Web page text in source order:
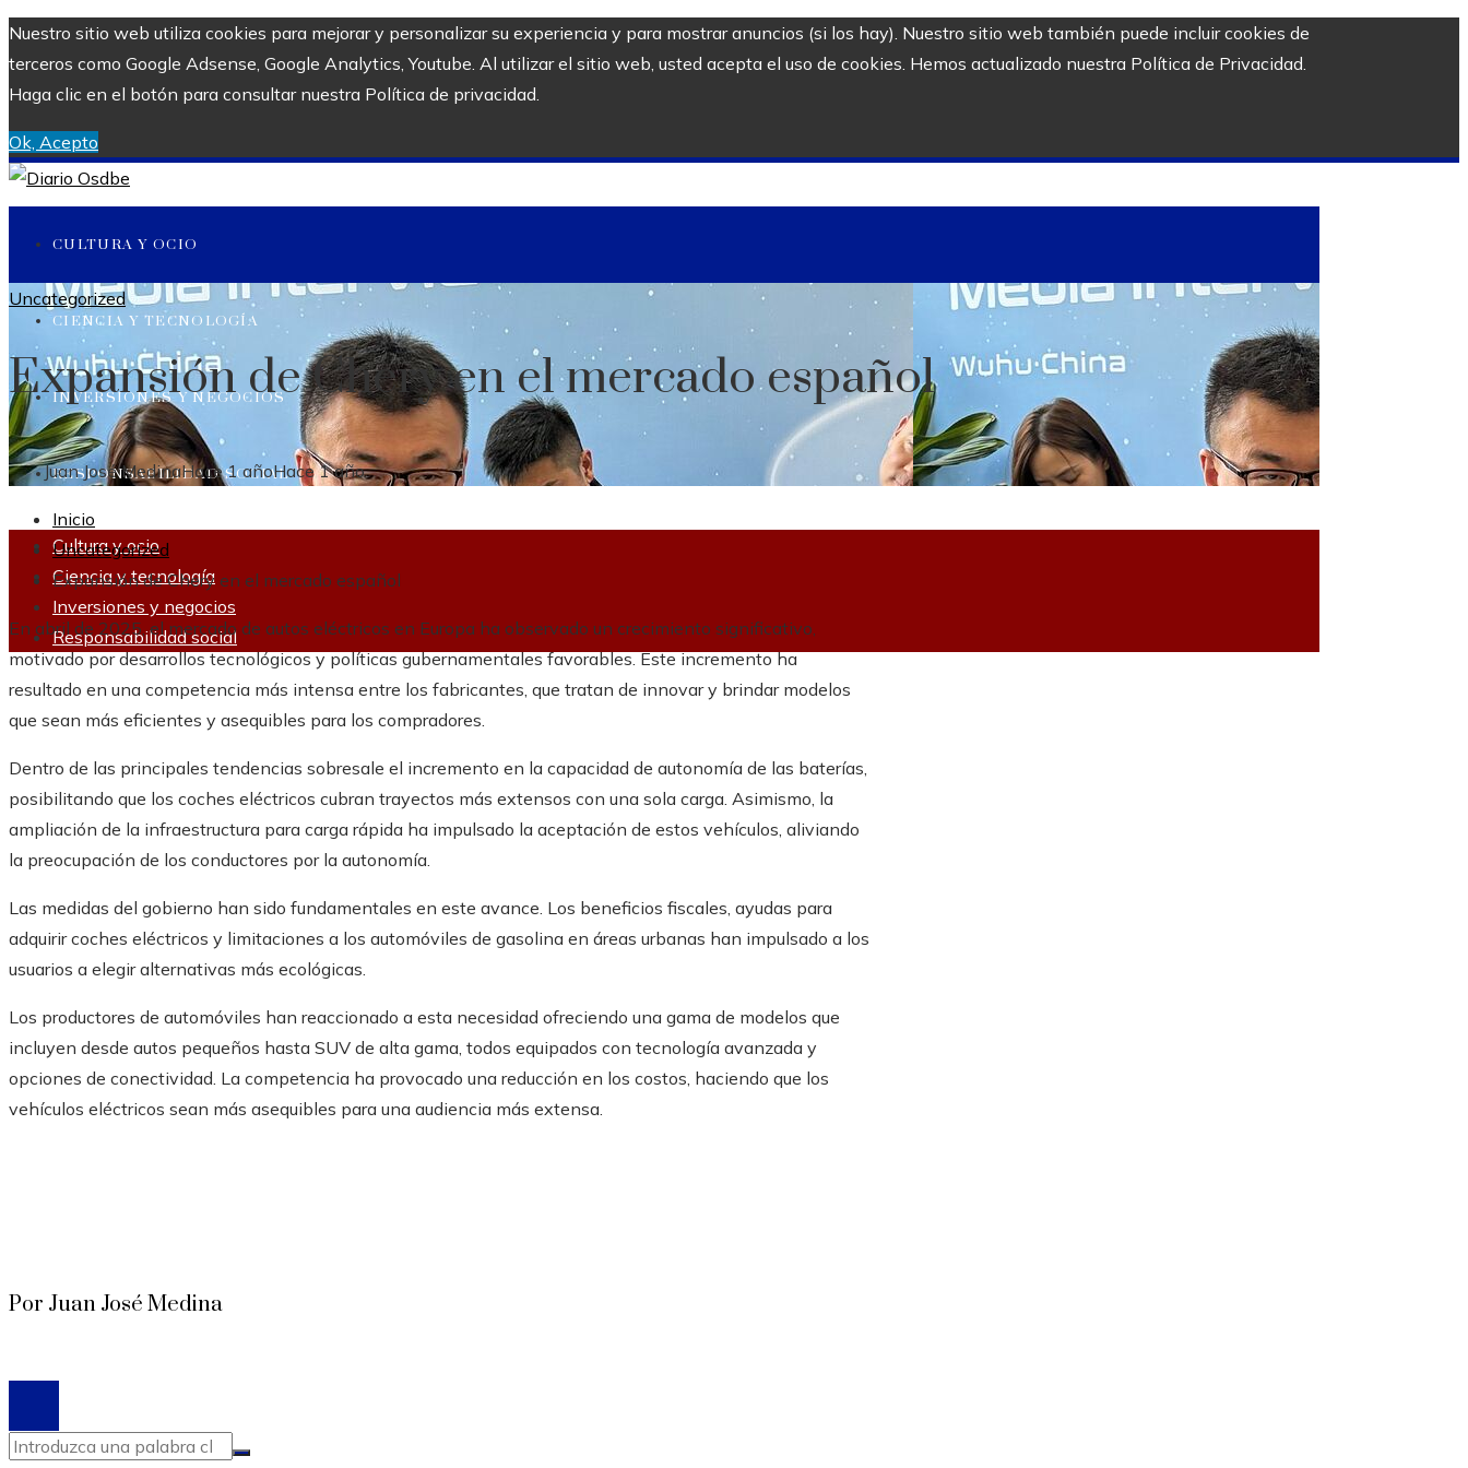
Nuestro sitio web utiliza cookies para mejorar y personalizar su experiencia y para mostrar anuncios (si los hay). Nuestro sitio web también puede incluir cookies de
terceros como Google Adsense, Google Analytics, Youtube. Al utilizar el sitio web, usted acepta el uso de cookies. Hemos actualizado nuestra Política de Privacidad.
Haga clic en el botón para consultar nuestra Política de privacidad.
Ok, Acepto
CULTURA Y OCIO
CIENCIA Y TECNOLOGÍA
INVERSIONES Y NEGOCIOS
RESPONSABILIDAD SOCIAL
Cultura y ocio
Ciencia y tecnología
Inversiones y negocios
Responsabilidad social
Uncategorized
Expansión de Chery en el mercado español
Juan José MedinaHace 1 añoHace 1 año
Inicio
Uncategorized
Expansión de Chery en el mercado español
En abril de 2025, el mercado de autos eléctricos en Europa ha observado un crecimiento significativo,
motivado por desarrollos tecnológicos y políticas gubernamentales favorables. Este incremento ha
resultado en una competencia más intensa entre los fabricantes, que tratan de innovar y brindar modelos
que sean más eficientes y asequibles para los compradores.
Dentro de las principales tendencias sobresale el incremento en la capacidad de autonomía de las baterías,
posibilitando que los coches eléctricos cubran trayectos más extensos con una sola carga. Asimismo, la
ampliación de la infraestructura para carga rápida ha impulsado la aceptación de estos vehículos, aliviando
la preocupación de los conductores por la autonomía.
Las medidas del gobierno han sido fundamentales en este avance. Los beneficios fiscales, ayudas para
adquirir coches eléctricos y limitaciones a los automóviles de gasolina en áreas urbanas han impulsado a los
usuarios a elegir alternativas más ecológicas.
Los productores de automóviles han reaccionado a esta necesidad ofreciendo una gama de modelos que
incluyen desde autos pequeños hasta SUV de alta gama, todos equipados con tecnología avanzada y
opciones de conectividad. La competencia ha provocado una reducción en los costos, haciendo que los
vehículos eléctricos sean más asequibles para una audiencia más extensa.
Por Juan José Medina